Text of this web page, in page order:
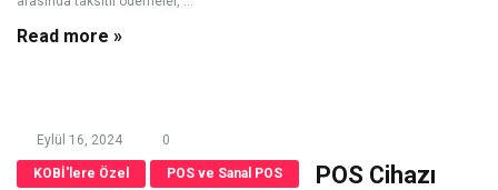
Read more »
Eylül 16, 2024 0
KOBİ'lere Özel POS ve Sanal POS
POS Cihazı